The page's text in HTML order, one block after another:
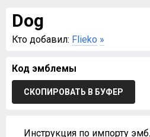
Dog
Кто добавил: Flieko »
Код эмблемы
СКОПИРОВАТЬ В БУФЕР
Инструкция по импорту